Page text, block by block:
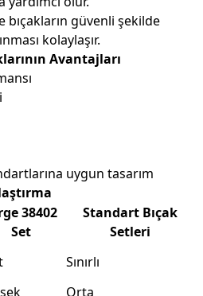
bıçakların güvenli şekilde
kolaylaşır.
Avantajları
uygun tasarım
38402
Set
Standart Bıçak
Setleri
Sınırlı
Orta